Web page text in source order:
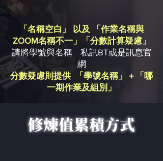
「名稱空白」 以及 「作業名稱與
ZOOM名稱不一」「分數計算疑慮」
請將學號與名稱 私訊BT或是訊息官
網
分數疑慮則提供 「學號名稱」＋「哪
一期作業及組別」
修煉值累積方式